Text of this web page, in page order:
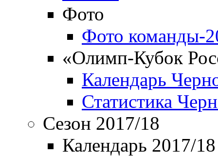
Фото
Фото команды-
«Олимп-Кубок
Календарь
Статистика
Сезон 2017/18
Календарь 2017/18